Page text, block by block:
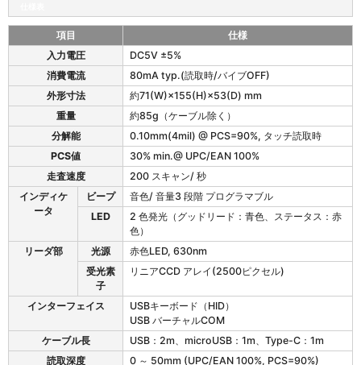
S
6
5
仕
項目
仕様
入力電圧
DC5V ±5%
消費電流
80mA typ.(読取時/バイブOFF)
外形寸法
約71(W)×155(H)×53(D) mm
重量
約85g（ケーブル除く）
分解能
0.10mm(4mil) @ PCS=90%, タッチ読取時
PCS値
30% min.@ UPC/EAN 100%
走査速度
200 スキャン/ 秒
インディケ
ータ
ビープ
音色/ 音量3 段階 プログラマブル
LED
2 色発光（グッドリード：青色、ステータス：赤
色）
リーダ部
光源
赤色LED, 630nm
受光素
子
リニアCCD アレイ(2500ピクセル)
インターフェイス
USBキーボード（HID）
USB バーチャルCOM
ケーブル長
USB：2m、microUSB：1m、Type-C：1m
読取深度
0 ～ 50mm (UPC/EAN 100%, PCS=90%)